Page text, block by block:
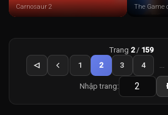
Carnosaur 2 The Game
Trang 2/ 159
1
2 3 4 ...
Nhập trang: